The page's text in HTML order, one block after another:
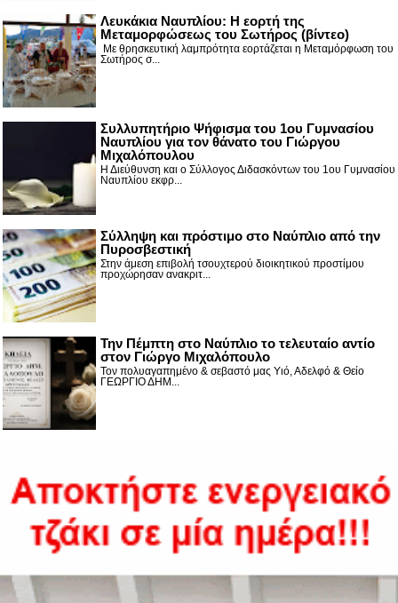
Λευκάκια Ναυπλίου: Η εορτή της
Μεταμορφώσεως του Σωτήρος (βίντεο)
Με θρησκευτική λαμπρότητα εορτάζεται η Μεταμόρφωση του
Σωτήρος σ...
Συλλυπητήριο Ψήφισμα του 1ου Γυμνασίου
Ναυπλίου για τον θάνατο του Γιώργου
Μιχαλόπουλου
Η Διεύθυνση και ο Σύλλογος Διδασκόντων του 1ου Γυμνασίου
Ναυπλίου εκφρ...
Σύλληψη και πρόστιμο στο Ναύπλιο από την
Πυροσβεστική
Στην άμεση επιβολή τσουχτερού διοικητικού προστίμου
προχώρησαν ανακριτ...
Την Πέμπτη στο Ναύπλιο το τελευταίο αντίο
στον Γιώργο Μιχαλόπουλο
Τον πολυαγαπημένο & σεβαστό μας Υιό, Αδελφό & Θείο
ΓΕΩΡΓΙΟ ΔΗΜ...